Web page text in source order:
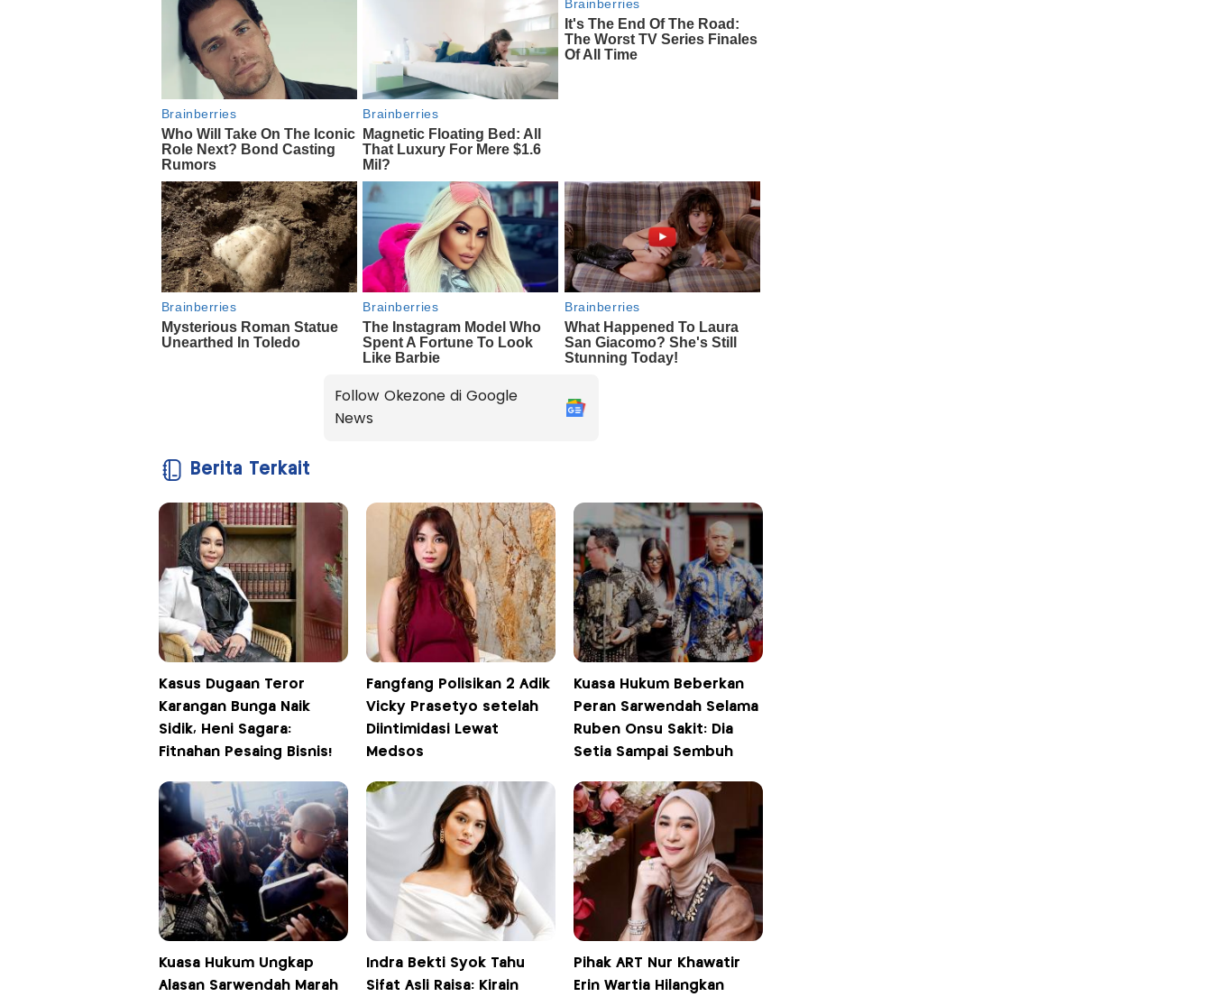
Follow Okezone di Google
News
Berita Terkait
Kasus Dugaan Teror
Karangan Bunga Naik
Sidik, Heni Sagara:
Fitnahan Pesaing Bisnis!
Fangfang Polisikan 2 Adik
Vicky Prasetyo setelah
Diintimidasi Lewat
Medsos
Kuasa Hukum Beberkan
Peran Sarwendah Selama
Ruben Onsu Sakit: Dia
Setia Sampai Sembuh
Kuasa Hukum Ungkap
Alasan Sarwendah Marah
Indra Bekti Syok Tahu
Sifat Asli Raisa: Kirain
Pihak ART Nur Khawatir
Erin Wartia Hilangkan